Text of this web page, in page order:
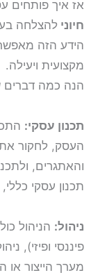
אז איך פותחים
חיוני להצלחה
הידע הזה
מקצועית ויעילה.
הנה כמה דברים
תכנון עסקי:
העסק, לחקור את
והאתגרים,
תכנון עסקי כללי,
ניהול: הניהול
פיננסי ופיזי),
מערך הייצור